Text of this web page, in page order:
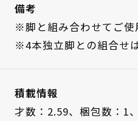
備考
※脚と組み合わせてご使
※4本独立脚との組合せは
積載情報
才数：2.59、 梱包数：1、